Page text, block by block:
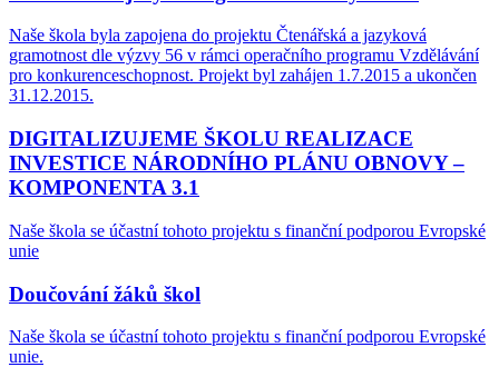
Naše škola byla zapojena do projektu Čtenářská a jazyková
gramotnost dle výzvy 56 v rámci operačního programu Vzdělávání
pro konkurenceschopnost. Projekt byl zahájen 1.7.2015 a ukončen
31.12.2015.
DIGITALIZUJEME ŠKOLU REALIZACE
INVESTICE NÁRODNÍHO PLÁNU OBNOVY –
KOMPONENTA 3.1
Naše škola se účastní tohoto projektu s finanční podporou Evropské
unie
Doučování žáků škol
Naše škola se účastní tohoto projektu s finanční podporou Evropské
unie.